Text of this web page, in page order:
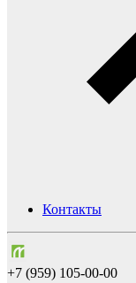
Контакты
+7 (959) 105-00-00